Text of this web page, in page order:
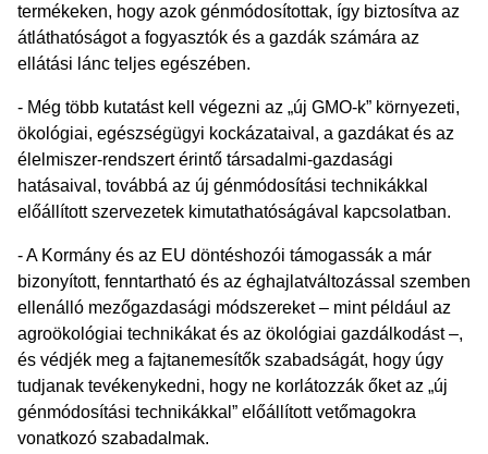
termékeken, hogy azok génmódosítottak, így biztosítva az
átláthatóságot a fogyasztók és a gazdák számára az
ellátási lánc teljes egészében.
- Még több kutatást kell végezni az „új GMO-k” környezeti,
ökológiai, egészségügyi kockázataival, a gazdákat és az
élelmiszer-rendszert érintő társadalmi-gazdasági
hatásaival, továbbá az új génmódosítási technikákkal
előállított szervezetek kimutathatóságával kapcsolatban.
- A Kormány és az EU döntéshozói támogassák a már
bizonyított, fenntartható és az éghajlatváltozással szemben
ellenálló mezőgazdasági módszereket – mint például az
agroökológiai technikákat és az ökológiai gazdálkodást –,
és védjék meg a fajtanemesítők szabadságát, hogy úgy
tudjanak tevékenykedni, hogy ne korlátozzák őket az „új
génmódosítási technikákkal” előállított vetőmagokra
vonatkozó szabadalmak.